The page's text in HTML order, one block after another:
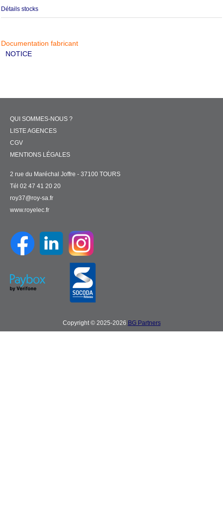
Détails stocks
Documentation fabricant
NOTICE
QUI SOMMES-NOUS ?
LISTE AGENCES
CGV
MENTIONS LÉGALES
2 rue du Maréchal Joffre - 37100 TOURS
Tél 02 47 41 20 20
roy37@roy-sa.fr
www.royelec.fr
Copyright © 2025-2026 BG Partners